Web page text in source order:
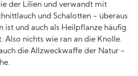
der Lilien und verwandt mit
und Schalotten - überaus
ist und auch als Heilpflanze häufig
Also nichts wie ran an die Knolle.
die Allzweckwaffe der Natur -